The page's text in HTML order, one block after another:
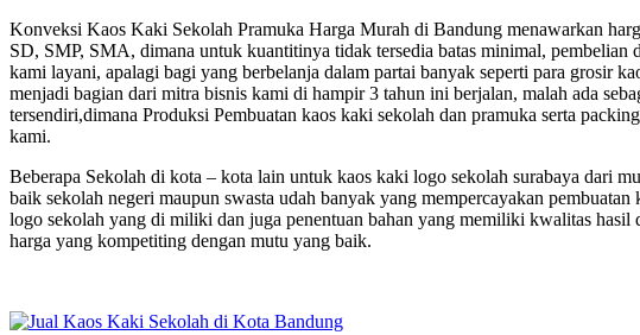
Konveksi Kaos Kaki Sekolah Pramuka Harga Murah di Bandung menawarkan
SD, SMP, SMA, dimana untuk kuantitinya tidak tersedia batas minimal, pembelian
kami layani, apalagi bagi yang berbelanja dalam partai banyak seperti para grosir
menjadi bagian dari mitra bisnis kami di hampir 3 tahun ini berjalan, malah ada
tersendiri,dimana Produksi Pembuatan kaos kaki sekolah dan pramuka serta
kami.
Beberapa Sekolah di kota – kota lain untuk kaos kaki logo sekolah surabaya dari
baik sekolah negeri maupun swasta udah banyak yang mempercayakan
logo sekolah yang di miliki dan juga penentuan bahan yang memiliki kwalitas hasil
harga yang kompetiting dengan mutu yang baik.